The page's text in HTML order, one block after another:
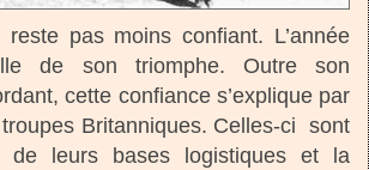
reste pas moins confiant. L’année
de son triomphe. Outre son
cette confiance s’explique par
troupes Britanniques. Celles-ci sont
de leurs bases logistiques et la